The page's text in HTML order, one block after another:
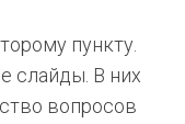
пункту.
слайды. В них
вопросов